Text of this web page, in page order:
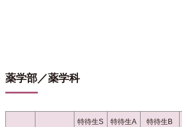
薬学部／薬学科
特待生S 特待生A 特待生B